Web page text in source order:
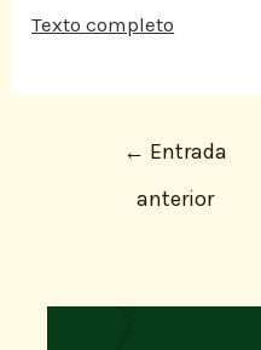
Texto completo
← Entrada
anterior